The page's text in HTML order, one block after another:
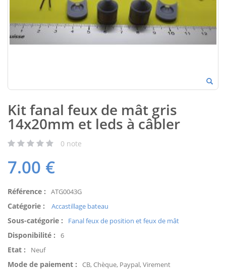
Kit fanal feux de mât gris
14x20mm et leds à câbler
0 note
7.00 €
Référence : ATG0043G
Catégorie : Accastillage bateau
Sous-catégorie : Fanal feux de position et feux de mât
Disponibilité : 6
Etat : Neuf
Mode de paiement : CB, Chèque, Paypal, Virement